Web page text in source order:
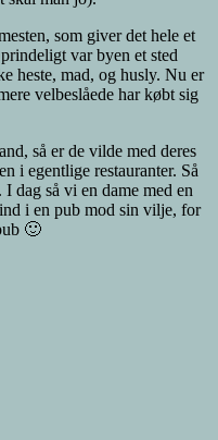
som giver det hele et
var byen et sted
heste, mad, og husly. Nu er
velbeslåede har købt sig
så er de vilde med deres
i egentlige restauranter. Så
dag så vi en dame med en
i en pub mod sin vilje, for
🙂